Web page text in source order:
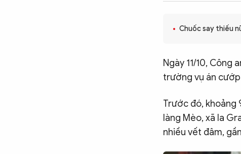
Chuốc say thiếu
Ngày 11/10,
trường vụ án
Trước đó, khoảng
làng Mèo, xã Ia
nhiều vết đâm,